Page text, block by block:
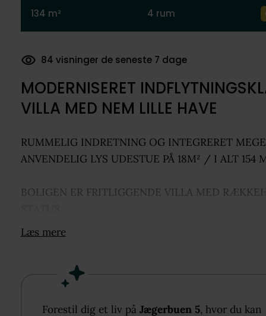
134 m² 4 rum
84 visninger de seneste 7 dage
60 dokumenter downloadet
MODERNISERET
VILLA MED NEM LILLE HAVE
RUMMELIG INDRETNING OG INTEGRERET
ANVENDELIG LYS UDESTUE PÅ 18M² / I ALT 154
BOLIGEN ER FRITLIGGENDE VILLA MED
Her får I en bolig ud over det sædvanlige, hvor den
fornemmelse. Boligen er indrettet i ét plan og
indretning, der giver gode rammer for både
Læs mere
Forestil dig et liv påJægerbuen 5, hvor du kan